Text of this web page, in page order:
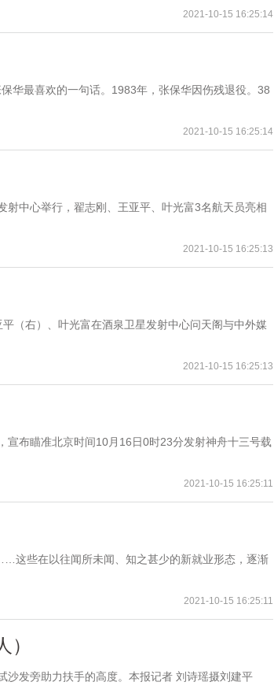
2021-10-15 16:25:14
华最喜欢的一句话。1983年，张保华因伤残退役。38
2021-10-15 16:25:14
中心举行，翟志刚、王亚平、叶光富3名航天员亮相
2021-10-15 16:25:13
（右）、叶光富在酒泉卫星发射中心问天阁与中外媒
2021-10-15 16:25:13
布瞄准北京时间10月16日0时23分发射神舟十三号载
2021-10-15 16:25:11
这些在以往闻所未闻、知之甚少的新就业形态，逐渐
2021-10-15 16:25:11
沙发旁助力扶手的高度。本报记者 刘诗瑶摄刘建平